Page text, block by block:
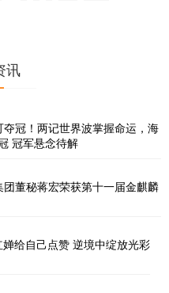
讯
冠！两记世界波掌握命运，海
冠军悬念待解
董秘蒋宏荣获第十一届金麒麟
给自己点赞 逆境中绽放光彩